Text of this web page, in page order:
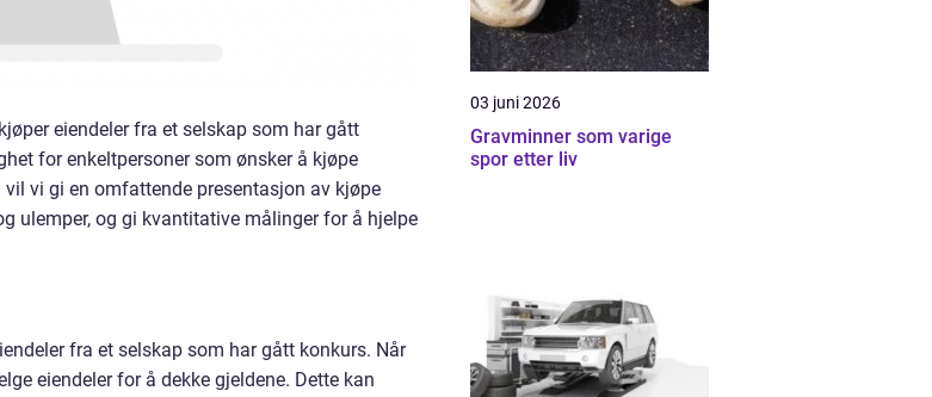
eiendeler fra et selskap som har gått
for enkeltpersoner som ønsker å kjøpe
vi gi en omfattende presentasjon av kjøpe
ulemper, og gi kvantitative målinger for å hjelpe
fra et selskap som har gått konkurs. Når
eiendeler for å dekke gjeldene. Dette kan
03 juni 2026
Gravminner som varige
spor etter liv